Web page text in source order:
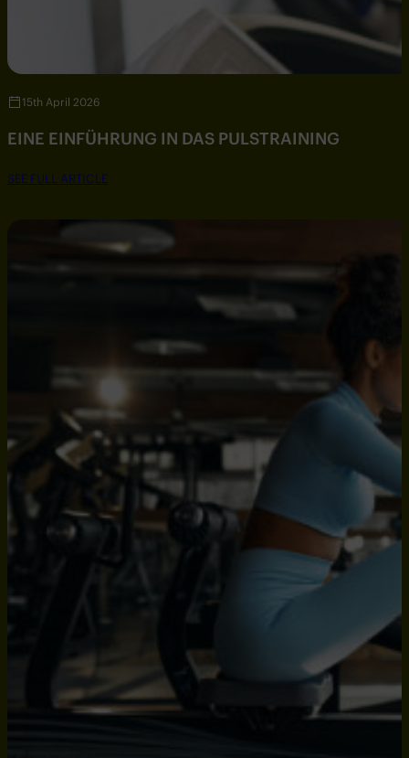
15th April 2026
EINE EINFÜHRUNG IN DAS PULSTRAINING
SEE FULL ARTICLE